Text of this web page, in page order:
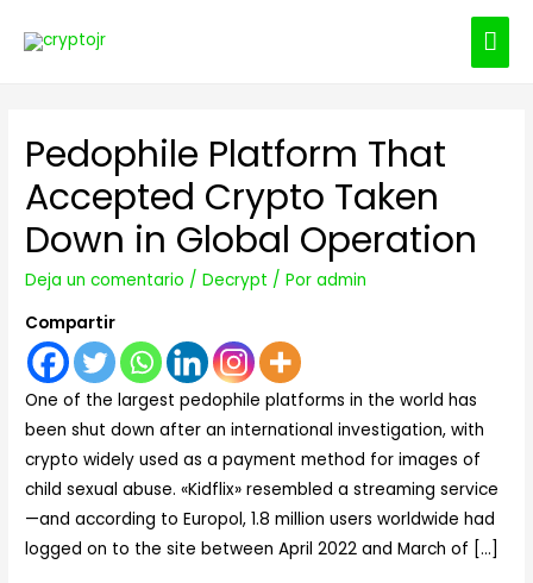
Pedophile Platform That
Accepted Crypto Taken
Down in Global Operation
Deja un comentario /Decrypt / Poradmin
Compartir
One of the largest pedophile platforms in the world has
been shut down after an international investigation, with
crypto widely used as a payment method for images of
child sexual abuse. «Kidflix» resembled a streaming service
—and according to Europol, 1.8 million users worldwide had
logged on to the site between April 2022 and March of […]